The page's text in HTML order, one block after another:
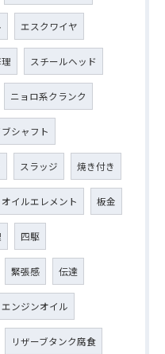
エスクワイヤ
スチールヘッド
ニョロ系クランク
シャフト
スラッジ 焼き付き
オイルエレメント 板金
四駆
緊張感 伝達
エンジンオイル
リザーブタンク腐食